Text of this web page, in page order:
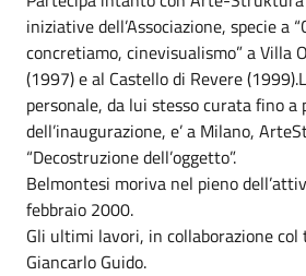
iniziative dell’Associazione, specie a
concretiamo, cinevisualismo” a Villa
(1997) e al Castello di Revere
personale, da lui stesso curata fino
dell’inaugurazione, e’ a Milano,
“Decostruzione dell’oggetto”.
Belmontesi moriva nel pieno
febbraio 2000.
Gli ultimi lavori, in collaborazione
Giancarlo Guido.